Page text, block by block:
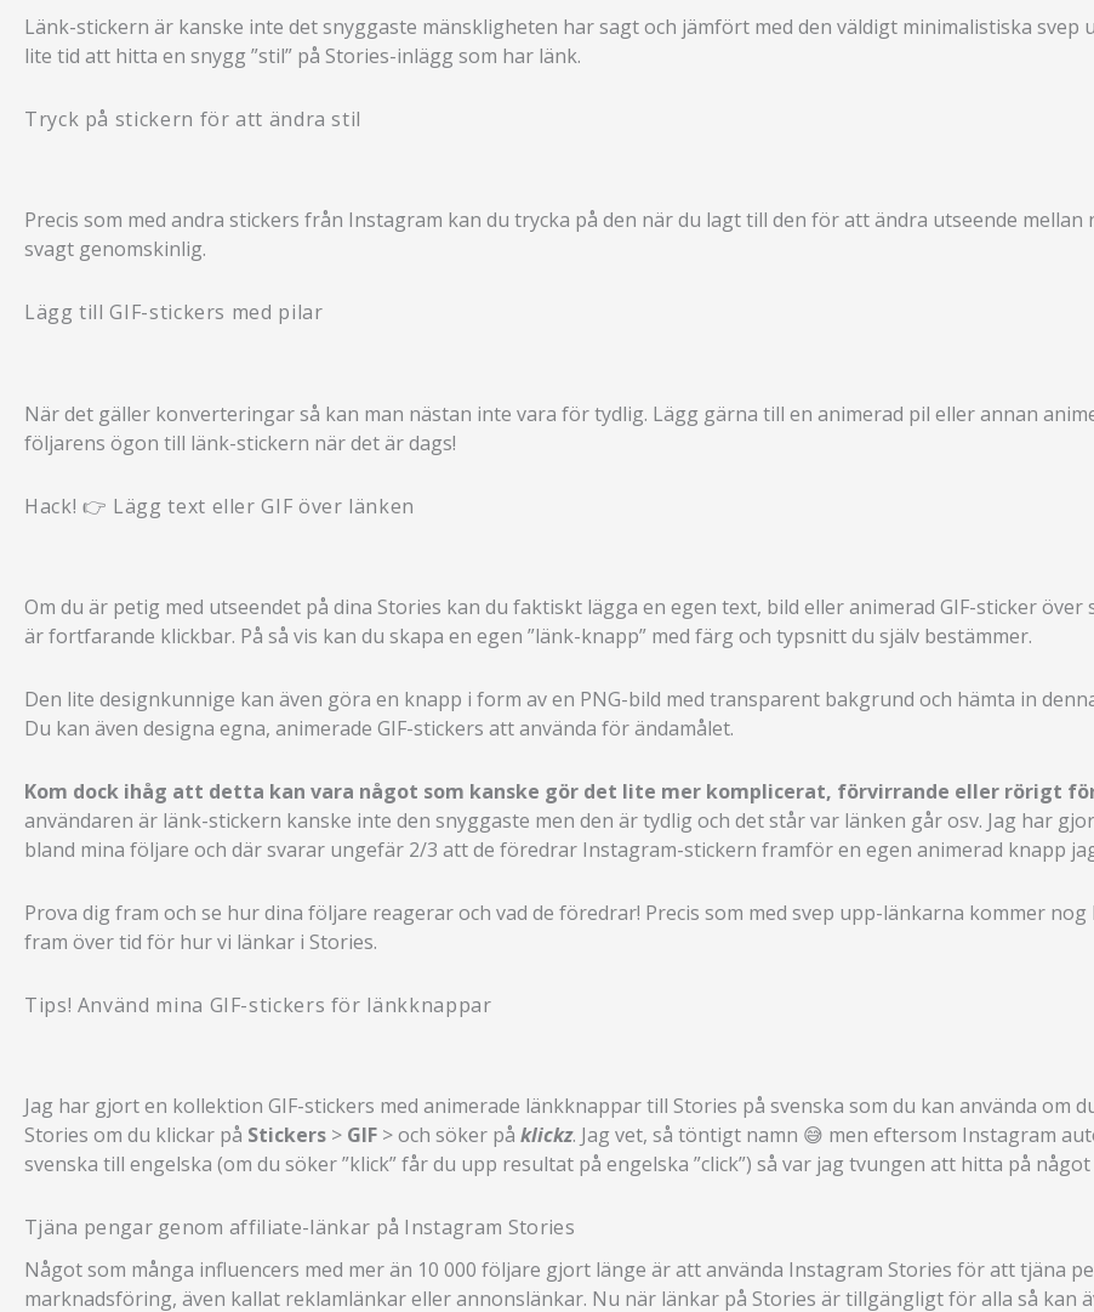
Länk-stickern är kanske inte det snyggaste mänskligheten har sagt och jämfört med den väldigt minimalistiska svep
lite tid att hitta en snygg ”stil” på Stories-inlägg som har länk.
Tryck på stickern för att ändra stil
Precis som med andra stickers från Instagram kan du trycka på den när du lagt till den för att ändra utseende
svagt genomskinlig.
Lägg till GIF-stickers med pilar
När det gäller konverteringar så kan man nästan inte vara för tydlig. Lägg gärna till en animerad pil eller annan
följarens ögon till länk-stickern när det är dags!
Hack! 👉 Lägg text eller GIF över länken
Om du är petig med utseendet på dina Stories kan du faktiskt lägga en egen text, bild eller animerad GIF-sticker över
är fortfarande klickbar. På så vis kan du skapa en egen ”länk-knapp” med färg och typsnitt du själv bestämmer.
Den lite designkunnige kan även göra en knapp i form av en PNG-bild med transparent bakgrund och hämta in
Du kan även designa egna, animerade GIF-stickers att använda för ändamålet.
Kom dock ihåg att detta kan vara något som kanske gör det lite mer komplicerat, förvirrande eller rörigt
användaren är länk-stickern kanske inte den snyggaste men den är tydlig och det står var länken går osv. Jag har
bland mina följare och där svarar ungefär 2/3 att de föredrar Instagram-stickern framför en egen animerad knapp
Prova dig fram och se hur dina följare reagerar och vad de föredrar! Precis som med svep upp-länkarna kommer nog
fram över tid för hur vi länkar i Stories.
Tips! Använd mina GIF-stickers för länkknappar
Jag har gjort en kollektion GIF-stickers med animerade länkknappar till Stories på svenska som du kan använda om
Stories om du klickar på Stickers > GIF > och söker på klickz. Jag vet, så töntigt namn 😅 men eftersom Instagram
svenska till engelska (om du söker ”klick” får du upp resultat på engelska ”click”) så var jag tvungen att hitta på
Tjäna pengar genom affiliate-länkar på Instagram Stories
Något som många influencers med mer än 10 000 följare gjort länge är att använda Instagram Stories för att tjäna
marknadsföring, även kallat reklamlänkar eller annonslänkar. Nu när länkar på Stories är tillgängligt för alla så kan